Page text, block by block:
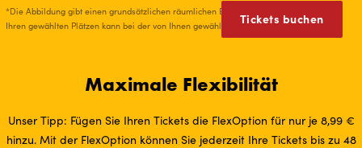
Tickets buchen
*Die Abbildung gibt einen grundsätzlichen räumlichen Eindruck wieder. Die Sicht von
Ihren gewählten Plätzen kann bei der von Ihnen gewählten Veranstaltung abweichen.
Maximale Flexibilität
Unser Tipp: Fügen Sie Ihren Tickets die FlexOption für nur je 8,99 €
hinzu. Mit der FlexOption können Sie jederzeit Ihre Tickets bis zu 48